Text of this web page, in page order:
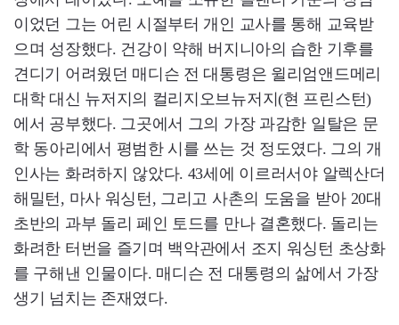
이었던 그는 어린 시절부터 개인 교사를 통해 교육받
으며 성장했다. 건강이 약해 버지니아의 습한 기후를
견디기 어려웠던 매디슨 전 대통령은 윌리엄앤드메리
대학 대신 뉴저지의 컬리지오브뉴저지(현 프린스턴)
에서 공부했다. 그곳에서 그의 가장 과감한 일탈은 문
학 동아리에서 평범한 시를 쓰는 것 정도였다. 그의 개
인사는 화려하지 않았다. 43세에 이르러서야 알렉산더
해밀턴, 마사 워싱턴, 그리고 사촌의 도움을 받아 20대
초반의 과부 돌리 페인 토드를 만나 결혼했다. 돌리는
화려한 터번을 즐기며 백악관에서 조지 워싱턴 초상화
를 구해낸 인물이다. 매디슨 전 대통령의 삶에서 가장
생기 넘치는 존재였다.